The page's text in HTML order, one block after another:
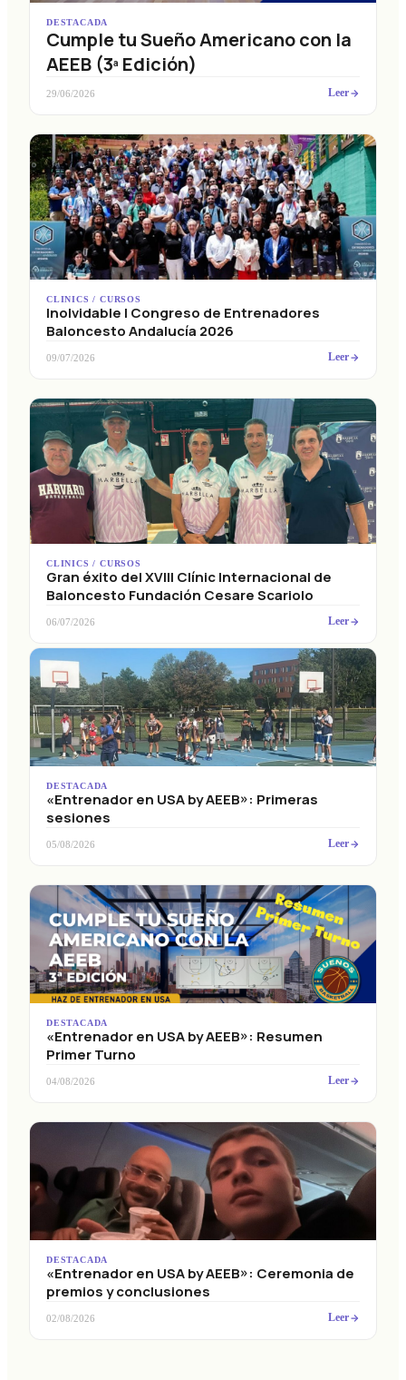
DESTACADA
Cumple tu Sueño Americano con la
AEEB (3ª Edición)
29/06/2026 Leer
CLINICS / CURSOS
Inolvidable I Congreso de Entrenadores
Baloncesto Andalucía 2026
09/07/2026 Leer
CLINICS / CURSOS
Gran éxito del XVIII Clínic Internacional de
Baloncesto Fundación Cesare Scariolo
06/07/2026 Leer
DESTACADA
«Entrenador en USA by AEEB»: Primeras
sesiones
05/08/2026 Leer
DESTACADA
«Entrenador en USA by AEEB»: Resumen
Primer Turno
04/08/2026 Leer
DESTACADA
«Entrenador en USA by AEEB»: Ceremonia de
premios y conclusiones
02/08/2026 Leer